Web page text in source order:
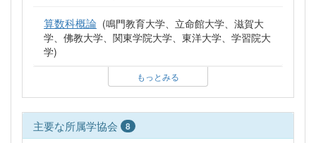
算数科概論 (鳴門教育大学、立命館大学、滋賀大
学、佛教大学、関東学院大学、東洋大学、学習院大
学)
もっとみる
主要な所属学協会 8